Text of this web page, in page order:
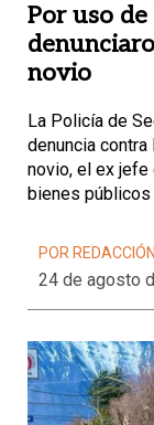
Por uso
novio
La Policía de
denuncia
novio, el ex jefe
bienes públicos
POR REDACCIÓN
24 de agosto